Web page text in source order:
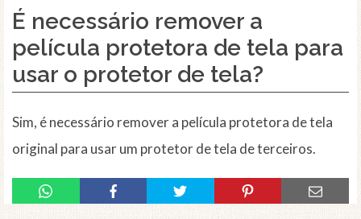
É necessário remover a
película protetora de tela para
usar o protetor de tela?
Sim, é necessário remover a película protetora de tela
original para usar um protetor de tela de terceiros.